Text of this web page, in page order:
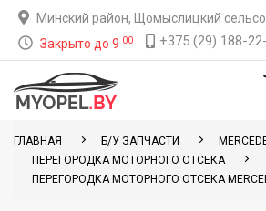
Минский район, Щомыслицкий
Закрыто до 9 00 +375 (29) 188-
ГЛАВНАЯ Б/У ЗАПЧАСТИ
ПЕРЕГОРОДКА МОТОРНОГО ОТСЕКА
ПЕРЕГОРОДКА МОТОРНОГО ОТСЕКА